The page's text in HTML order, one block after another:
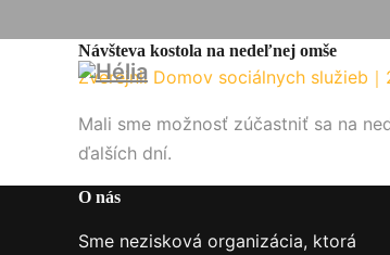
Návšteva kostola na nedeľnej omše
Zverejnil Domov sociálnych služieb ｜
Mali sme možnosť zúčastniť sa na
ďalších dní.
O nás
Sme nezisková organizácia, ktorá